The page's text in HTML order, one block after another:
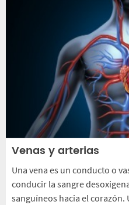
Venas y arterias
Una vena es un conducto o
conducir la sangre
sanguíneos hacia el corazón.